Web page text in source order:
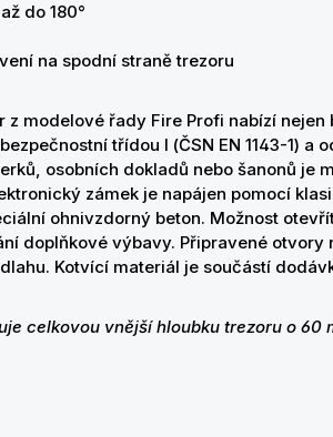
do 180°
na spodní straně trezoru
z modelové řady Fire Profi nabízí
třídou I (ČSN EN 1143-1) a
osobních dokladů nebo šanonů je
zámek je napájen pomocí
ohnivzdorný beton. Možnost
doplňkové výbavy. Připravené
Kotvící materiál je součástí
celkovou vnější hloubku trezoru o 60